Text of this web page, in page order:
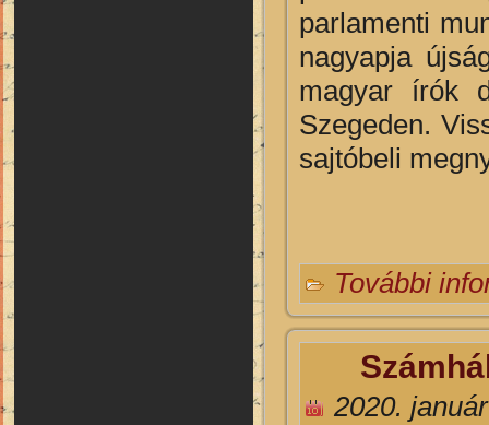
parlamenti
nagyapja
magyar írók
Szegeden.
sajtóbeli
További
2020.